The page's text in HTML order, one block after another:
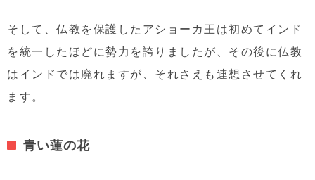
そして、仏教を保護したアショーカ王は初めてインド
を統一したほどに勢力を誇りましたが、その後に仏教
はインドでは廃れますが、それさえも連想させてくれ
ます。
青い蓮の花